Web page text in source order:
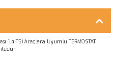
1.4 TSİ Araçlara Uyumlu TERMOSTAT